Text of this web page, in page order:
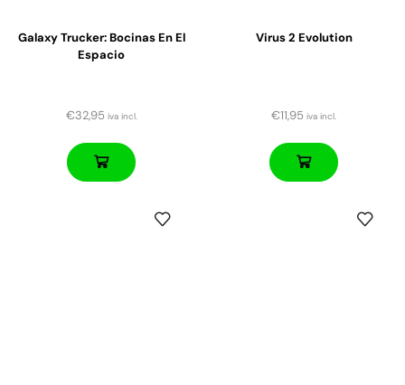
Galaxy Trucker: Bocinas En El
Espacio
€32,95 iva incl.
Virus 2 Evolution
€11,95 iva incl.